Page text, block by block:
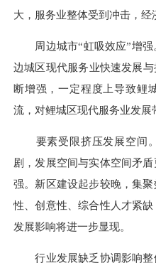
大，服务业整体受到冲击，经
周边城市“虹吸效应”增强
边城区现代服务业快速发展
断增强，一定程度上导致鲤
流，对鲤城区现代服务业发展
要素受限挤压发展空间。
剧，发展空间与实体空间矛
强。新区建设起步较晚，集
性、创意性、综合性人才紧
发展影响将进一步显现。
行业发展缺乏协调影响整